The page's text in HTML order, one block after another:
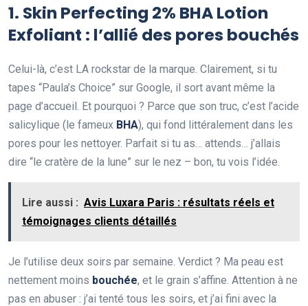
1. Skin Perfecting 2% BHA Lotion
Exfoliant : l’allié des pores bouchés
Celui-là, c’est LA rockstar de la marque. Clairement, si tu
tapes “Paula’s Choice” sur Google, il sort avant même la
page d’accueil. Et pourquoi ? Parce que son truc, c’est l’acide
salicylique (le fameux BHA), qui fond littéralement dans les
pores pour les nettoyer. Parfait si tu as… attends… j’allais
dire “le cratère de la lune” sur le nez – bon, tu vois l’idée.
Lire aussi : Avis Luxara Paris : résultats réels et
témoignages clients détaillés
Je l’utilise deux soirs par semaine. Verdict ? Ma peau est
nettement moins bouchée, et le grain s’affine. Attention à ne
pas en abuser : j’ai tenté tous les soirs, et j’ai fini avec la